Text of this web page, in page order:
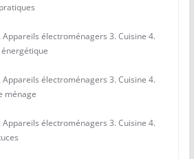
électroménagers 3. Cuisine 4.
électroménagers 3. Cuisine 4.
ménage
électroménagers 3. Cuisine 4.